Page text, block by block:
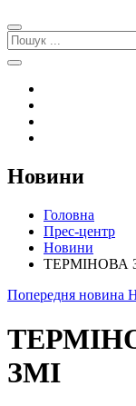
Новини
Головна
Прес-центр
Новини
ТЕРМІНОВА
Попередня новина
ЗМІ